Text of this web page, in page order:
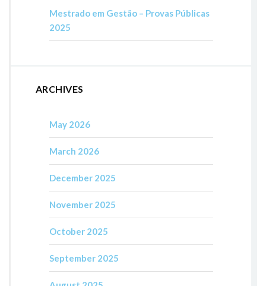
Mestrado em Gestão – Provas Públicas
2025
ARCHIVES
May 2026
March 2026
December 2025
November 2025
October 2025
September 2025